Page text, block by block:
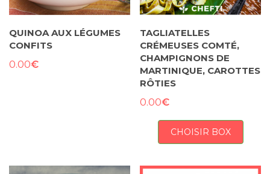
QUINOA AUX LÉGUMES
CONFITS
0.00€
TAGLIATELLES
CRÉMEUSES COMTÉ,
CHAMPIGNONS DE
MARTINIQUE, CAROTTES
RÔTIES
0.00€
CHOISIR BOX